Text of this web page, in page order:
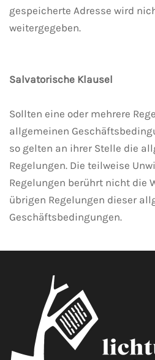
gespeicherte Adresse wird
weitergegeben.
Salvatorische Klausel
Sollten eine oder mehrere
allgemeinen
so gelten an ihrer Stelle die
Regelungen. Die teilweise
Regelungen berührt nicht die
übrigen Regelungen dieser
Geschäftsbedingungen.